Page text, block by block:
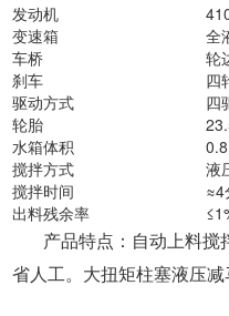
发动机
变速箱
全
车桥
轮
刹车
四
驱动方式
四
轮胎
水箱体积
搅拌方式
液
搅拌时间
≈4
出料残余率
产品特点：自动上料搅
省人工。大扭矩柱塞液压减